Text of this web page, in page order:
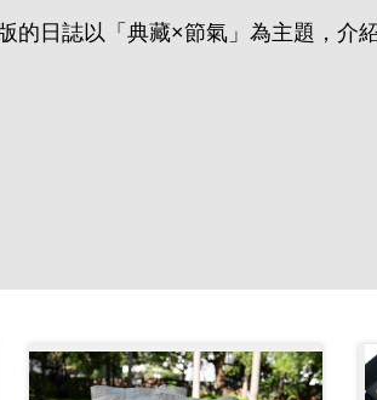
的日誌以「典藏×節氣」為主題，介